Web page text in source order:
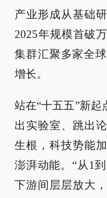
产业形成从基础
2025年规模首破
集群汇聚多家全
增长。
站在“十五五”新
出实验室、跳出
生根，科技势能
澎湃动能。“从1
下游间层层放大